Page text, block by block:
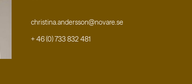
christina.andersson@novare.se
+ 46 (0) 733 832 481